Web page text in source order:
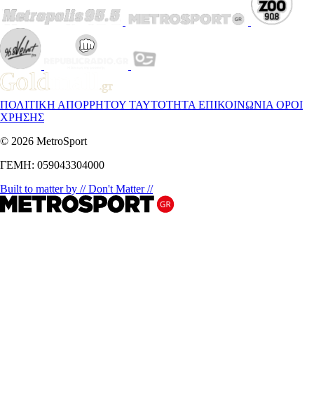
ΠΟΛΙΤΙΚΗ ΑΠΟΡΡΗΤΟΥ ΤΑΥΤΟΤΗΤΑ ΕΠΙΚΟΙΝΩΝΙΑ ΟΡΟΙ
ΧΡΗΣΗΣ
© 2026 MetroSport
ΓΕΜΗ: 059043304000
Built to matter by // Don't Matter //